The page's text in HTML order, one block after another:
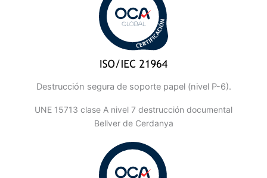
Destrucción segura de soporte papel (nivel P-6).
UNE 15713 clase A nivel 7 destrucción documental
Bellver de Cerdanya